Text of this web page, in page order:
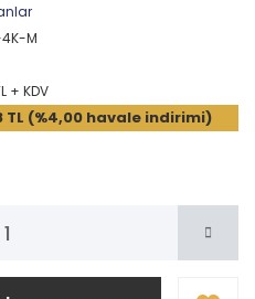
M
+ KDV
TL (%4,00 havale indirimi)